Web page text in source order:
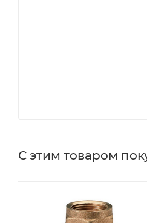
Размер насоса-
Тип насоса-
Страна изготовления-
С этим товаром